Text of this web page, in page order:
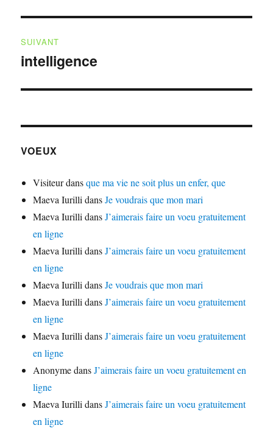
SUIVANT
Publication
intelligence
VOEUX
Visiteurdansque ma vie ne soit plus un enfer, que
Maeva Iurilli dansJe voudrais que mon mari
Maeva Iurilli dansJ’aimerais faire un voeu gratuitement
en ligne
Maeva Iurilli dansJ’aimerais faire un voeu gratuitement
en ligne
Maeva Iurilli dansJe voudrais que mon mari
Maeva Iurilli dansJ’aimerais faire un voeu gratuitement
en ligne
Maeva Iurilli dansJ’aimerais faire un voeu gratuitement
en ligne
AnonymedansJ’aimerais faire un voeu gratuitement en
ligne
Maeva Iurilli dansJ’aimerais faire un voeu gratuitement
en ligne